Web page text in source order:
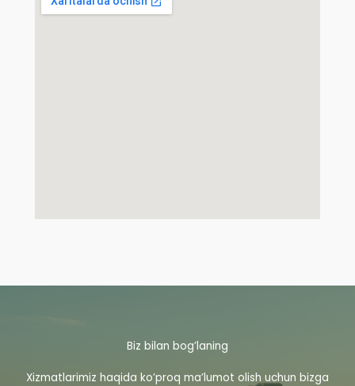
Biz bilan bog’laning
Xizmatlarimiz haqida ko’proq ma’lumot olish uchun bizga